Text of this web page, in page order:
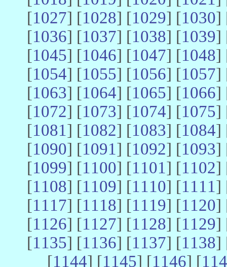
[1027] [1028] [1029] [1030]
[1036] [1037] [1038] [1039]
[1045] [1046] [1047] [1048]
[1054] [1055] [1056] [1057]
[1063] [1064] [1065] [1066]
[1072] [1073] [1074] [1075]
[1081] [1082] [1083] [1084]
[1090] [1091] [1092] [1093]
[1099] [1100] [1101] [1102]
[1108] [1109] [1110] [1111]
[1117] [1118] [1119] [1120]
[1126] [1127] [1128] [1129]
[1135] [1136] [1137] [1138]
[1144] [1145] [1146] [